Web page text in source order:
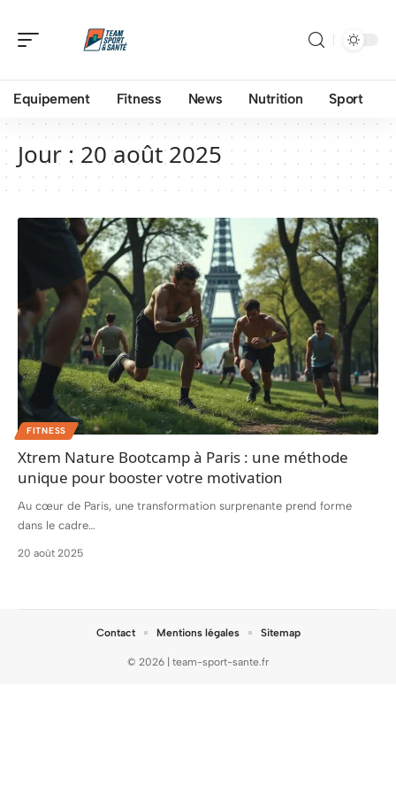
Equipement Fitness News Nutrition Sport
Jour : 20 août 2025
FITNESS
Xtrem Nature Bootcamp à Paris : une méthode
unique pour booster votre motivation
Au cœur de Paris, une transformation surprenante prend forme
dans le cadre…
20 août 2025
© 2026 | team-sport-sante.fr
Contact Mentions légales Sitemap